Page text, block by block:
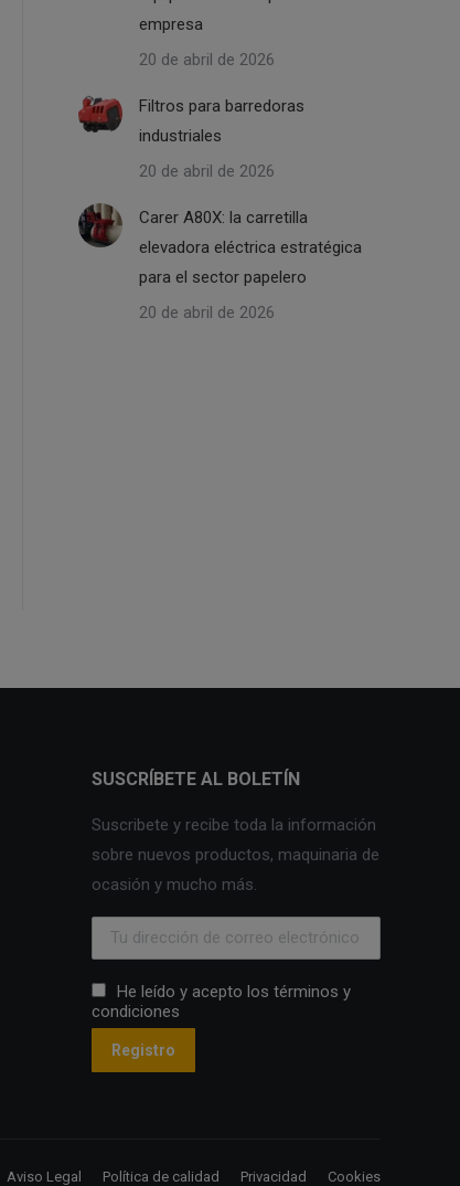
empresa
20 de abril de 2026
Filtros para barredoras
industriales
20 de abril de 2026
Carer A80X: la carretilla
elevadora eléctrica estratégica
para el sector papelero
20 de abril de 2026
SUSCRÍBETE AL BOLETÍN
Suscribete y recibe toda la información
sobre nuevos productos, maquinaria de
ocasión y mucho más.
He leído y acepto los términos y
condiciones
Aviso Legal Política de calidad Privacidad Cookies